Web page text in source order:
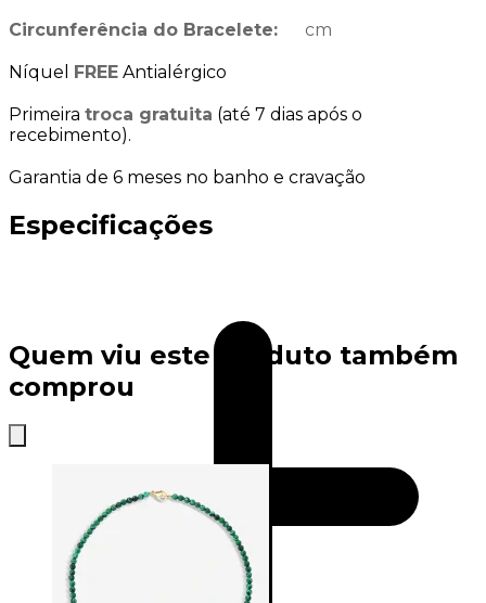
Circunferência do Bracelete: cm
Níquel FREE Antialérgico
Primeira troca gratuita (até 7 dias após o
recebimento).
Garantia de 6 meses no banho e cravação
Especificações
Quem viu este produto também
comprou